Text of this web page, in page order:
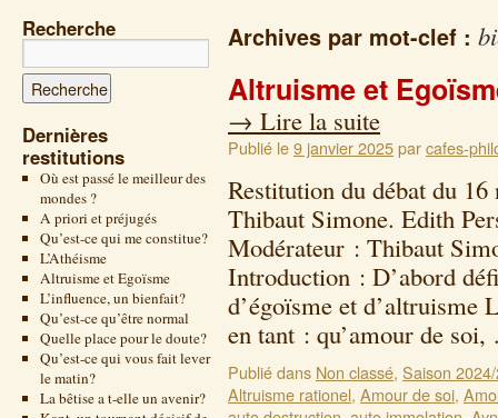
Recherche
Dernières
restitutions
Où est passé le meilleur des
mondes ?
A priori et préjugés
Qu’est-ce qui me constitue?
L’Athéisme
Altruisme et Egoïsme
L’influence, un bienfait?
Qu’est-ce qu’être normal
Quelle place pour le doute?
Qu’est-ce qui vous fait lever
le matin?
La bêtise a t-elle un avenir?
Archives par mot-clef :
Altruisme et
→ Lire la suite
Publié le9 janvier 2025parcafes-
Restitution du débat du
Thibaut Simone. Edith
Modérateur : Thibaut
Introduction : D’abord
d’égoïsme et d’altruisme
en tant : qu’amour de
Publié dans Non classé, Saison
Altruisme rationel, Amour de soi,